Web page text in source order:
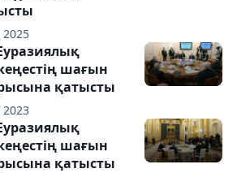
2025
2023
шағын
қатысты
шағын
қатысты